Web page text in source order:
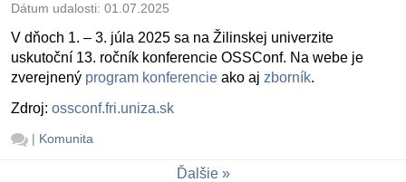
Dátum udalosti: 01.07.2025
V dňoch 1. – 3. júla 2025 sa na Žilinskej univerzite
uskutoční 13. ročník konferencie OSSConf. Na webe je
zverejnený program konferencie ako aj zborník.
Zdroj: ossconf.fri.uniza.sk
| Komunita
Ďalšie